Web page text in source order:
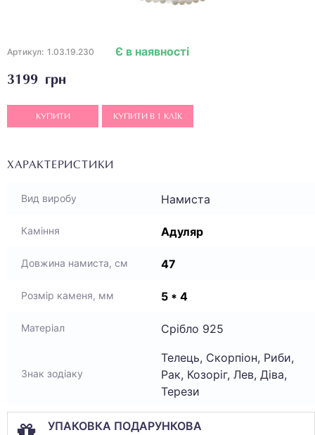
Артикул: 1.03.19.230
3199 грн
Є в наявності
КУПИТИ КУПИТИ В 1 КЛІК
ХАРАКТЕРИСТИКИ
Вид виробу Намиста
Каміння Адуляр
Довжина намиста, см 47
Розмір каменя, мм 5 * 4
Матеріал Срібло 925
Знак зодіаку
Телець, Скорпіон, Риби,
Рак, Козоріг, Лев, Діва,
Терези
УПАКОВКА ПОДАРУНКОВА